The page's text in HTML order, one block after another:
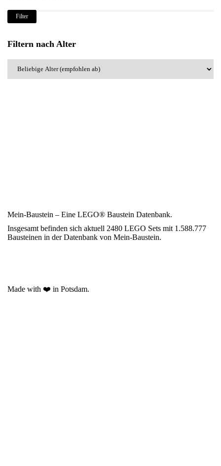
Min.
Preis
Max.
Preis
Filter
Filtern nach Alter
Mein-Baustein – Eine LEGO® Baustein Datenbank.
Insgesamt befinden sich aktuell 2480 LEGO Sets mit 1.588.777
Bausteinen in der Datenbank von Mein-Baustein.
Made with ❤️ in Potsdam.